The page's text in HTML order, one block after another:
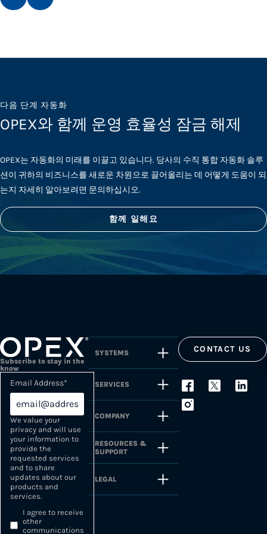
다음 단계 자동화
OPEX와 함께 운영 효율성 잠금 해제
OPEX는 자동화의 미래를 이끌고 있습니다. 당사의 수직 통합 자동화 솔루
션이 귀하의 비즈니스를 새로운 차원으로 끌어올리는 데 어떻게 도움이 되
는지 자세히 알아보려면 문의하십시오.
함께 일해요
Subscribe to stay in the
know
Email Address*
We value your
privacy and will use
your information to
provide the
requested services
and to share
updates about our
products and
services.
I agree to receive
other
communications
SYSTEMS
SERVICES
COMPANY
RESOURCES &
SUPPORT
LEGAL
CONTACT US